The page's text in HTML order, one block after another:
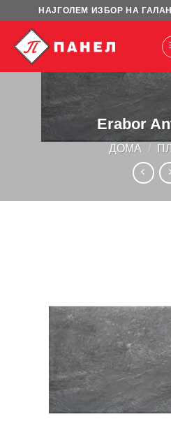
content
НАЈГОЛЕМ ИЗБОР НА
Erabor
ДОМА /